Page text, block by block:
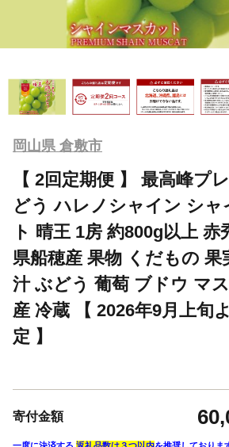
岡山県 倉敷市
【 2回定期便 】 最高峰プ
どう ハレノシャイン シャ
ト 晴王 1房 約800g以上 赤
県船穂産 果物 くだもの 果
汁 ぶどう 葡萄 ブドウ マ
産 冷蔵 【 2026年9月上旬
定 】
寄付金額